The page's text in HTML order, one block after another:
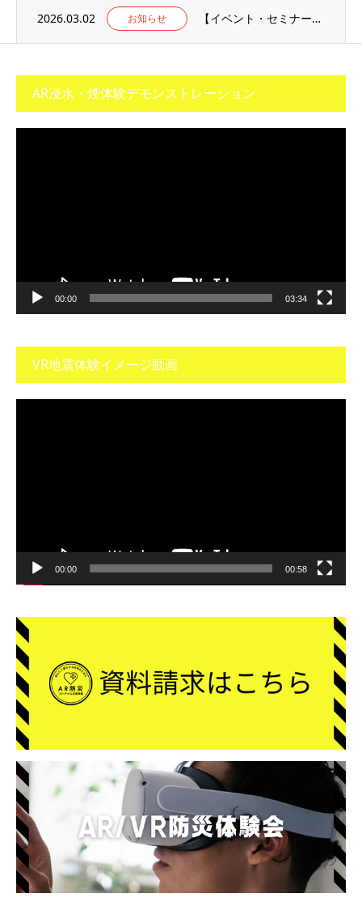
2026.03.02 お知らせ 【イベント・セミナー】防火防災講演会/バーチャル防災体験@川崎市多摩市民館に登壇しまし...
AR浸水・煙体験デモンストレーション
00:00 03:34
VR地震体験イメージ動画
00:00 00:58